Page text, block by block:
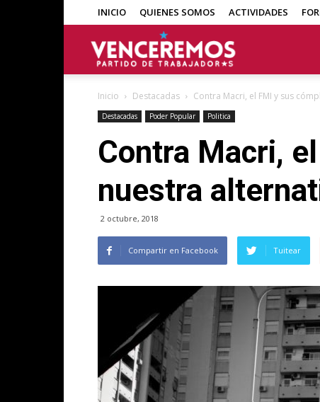
INICIO QUIENES SOMOS ACTIVIDADES
Inicio Destacadas Contra Macri, el FMI y sus
Destacadas Poder Popular Politica
Contra Macri,
nuestra
2 octubre, 2018
Compartir en Facebook Tuitear